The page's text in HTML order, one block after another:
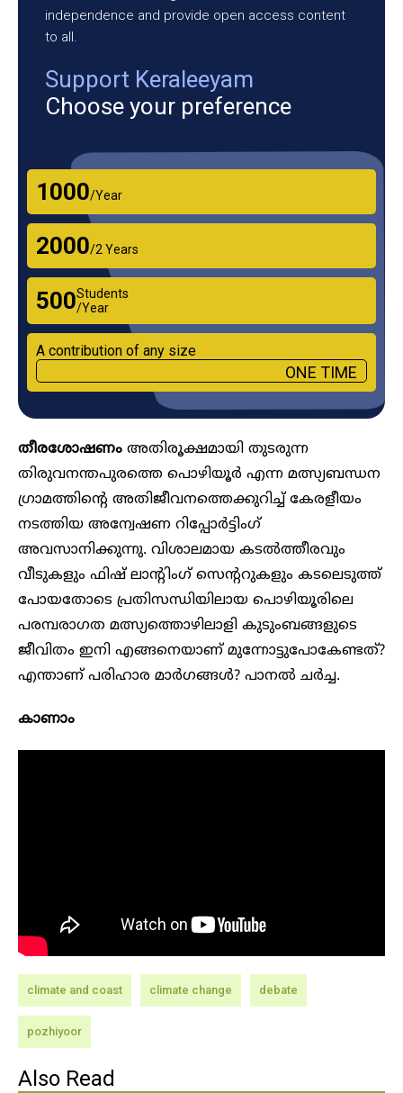
independence and provide open access content
to all.
Support Keraleeyam
Choose your preference
₹1000/Year
₹2000/2 Years
₹500Students
/Year
A contribution of any size
ONE TIME
തീരശോഷണം അതിരൂക്ഷമായി തുടരുന്ന
തിരുവനന്തപുരത്തെ പൊഴിയൂർ എന്ന മത്സ്യബന്ധന ​
ഗ്രാമത്തിന്റെ അതിജീവനത്തെക്കുറിച്ച് കേരളീയം
നടത്തിയ അന്വേഷണ റിപ്പോർട്ടിംഗ്
അവസാനിക്കുന്നു. വിശാലമായ കടൽത്തീരവും
വീടുകളും ഫിഷ് ലാന്റിം​ഗ് സെന്ററുകളും കടലെടുത്ത്
പോയതോടെ പ്രതിസന്ധിയിലായ പൊഴിയൂരിലെ
പരമ്പരാഗത മത്സ്യത്തൊഴിലാളി കുടുംബങ്ങളുടെ
ജീവിതം ഇനി എങ്ങനെയാണ് മുന്നോട്ടുപോകേണ്ടത്?
എന്താണ് പരിഹാര മാർഗങ്ങൾ? പാനൽ ചർച്ച.
കാണാം
climate and coast climate change debate
pozhiyoor
Also Read